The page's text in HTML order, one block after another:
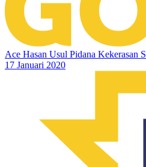
Ace Hasan Usul Pidana Kekerasan
17 Januari 2020